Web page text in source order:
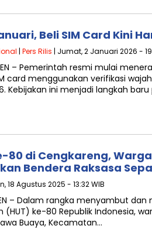
Beli SIM Card Kini
| Pers Rilis | Jumat, 2 Januari 2026 -
– Pemerintah resmi mulai
card menggunakan verifikasi
Kebijakan ini menjadi langkah
80 di Cengkareng, Warga
Bendera Raksasa
18 Agustus 2025 - 13:32 WIB
– Dalam rangka menyambut
(HUT) ke-80 Republik Indonesia,
Buaya, Kecamatan…